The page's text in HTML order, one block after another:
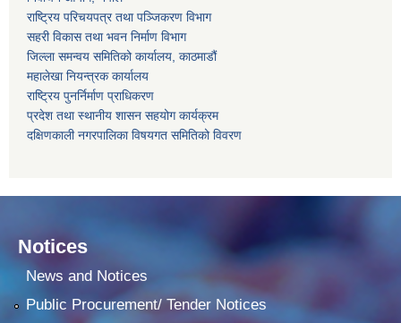
राष्ट्रिय परिचयपत्र तथा पञ्जिकरण विभाग
सहरी विकास तथा भवन निर्माण विभाग
जिल्ला समन्वय समितिको कार्यालय, काठमाडौं
महालेखा नियन्त्रक कार्यालय
राष्ट्रिय पुनर्निर्माण प्राधिकरण
प्रदेश तथा स्थानीय शासन सहयोग कार्यक्रम
दक्षिणकाली नगरपालिका विषयगत समितिको विवरण
Notices
News and Notices
Public Procurement/ Tender Notices